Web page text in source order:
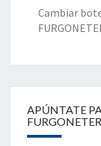
Cambiar
APÚNTATE